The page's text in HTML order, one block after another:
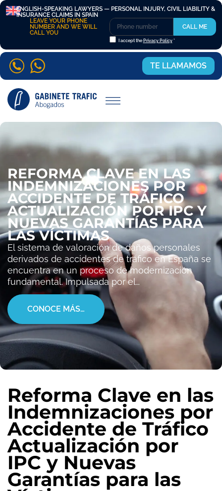
ENGLISH-SPEAKING LAWYERS — PERSONAL INJURY, CIVIL LIABILITY &
INSURANCE CLAIMS IN SPAIN
LEAVE YOUR PHONE
NUMBER AND WE WILL
CALL YOU
I accept the Privacy Policy*
CALL ME
TE LLAMAMOS
REFORMA CLAVE EN LAS
INDEMNIZACIONES POR
ACCIDENTE DE TRÁFICO
ACTUALIZACIÓN POR IPC Y
NUEVAS GARANTÍAS PARA
LAS VÍCTIMAS
El sistema de valoración de daños personales
derivados de accidentes de tráfico en España se
encuentra en un proceso de modernización
fundamental. Impulsada por el…
CONOCE MÁS…
Reforma Clave en las
Indemnizaciones por
Accidente de Tráfico
Actualización por
IPC y Nuevas
Garantías para las